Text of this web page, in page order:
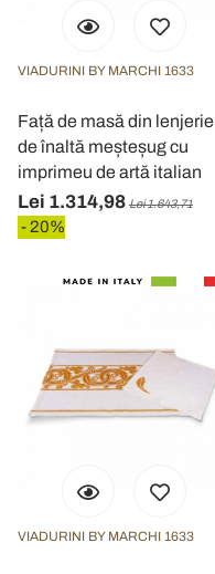
VIADURINI BY MARCHI 1633
Față de masă din lenjerie
de înaltă meșteșug cu
imprimeu de artă italian
Lei 1.314,98 Lei 1.643,71
- 20%
VIADURINI BY MARCHI 1633